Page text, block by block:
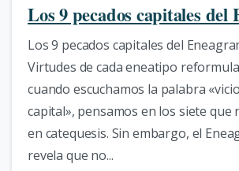
Los 9 pecados capitales del
Los 9 pecados capitales del
Virtudes de cada eneatipo
cuando escuchamos la palabra
capital», pensamos en los siete que
en catequesis. Sin embargo, el
revela que no...